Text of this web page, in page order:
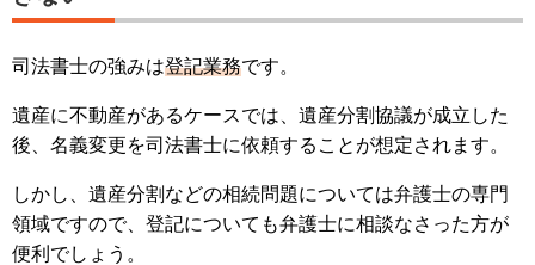
司法書士の強みは登記業務です。
遺産に不動産があるケースでは、遺産分割協議が成立した
後、名義変更を司法書士に依頼することが想定されます。
しかし、遺産分割などの相続問題については弁護士の専門
領域ですので、登記についても弁護士に相談なさった方が
便利でしょう。